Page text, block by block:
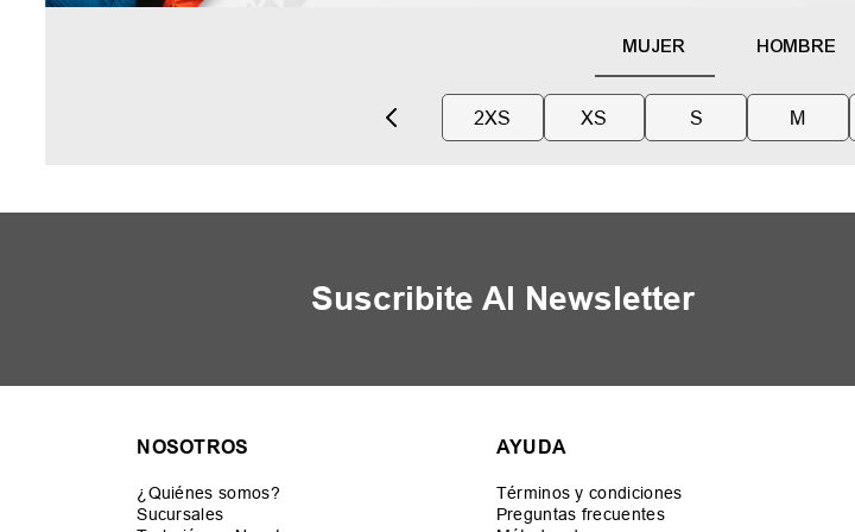
MUJER HOMBRE
2XS XS S M
Suscribite Al Newsletter
NOSOTROS
¿Quiénes somos?
Sucursales
AYUDA
Términos y condiciones
Preguntas frecuentes